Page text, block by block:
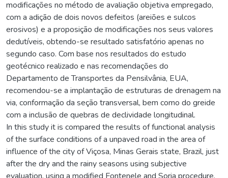
modificações no método de avaliação objetiva empregado,
com a adição de dois novos defeitos (areiões e sulcos
erosivos) e a proposição de modificações nos seus valores
dedutíveis, obtendo-se resultado satisfatório apenas no
segundo caso. Com base nos resultados do estudo
geotécnico realizado e nas recomendações do
Departamento de Transportes da Pensilvânia, EUA,
recomendou-se a implantação de estruturas de drenagem na
via, conformação da seção transversal, bem como do greide
com a inclusão de quebras de declividade longitudinal.
In this study it is compared the results of functional analysis
of the surface conditions of a unpaved road in the area of
influence of the city of Viçosa, Minas Gerais state, Brazil, just
after the dry and the rainy seasons using subjective